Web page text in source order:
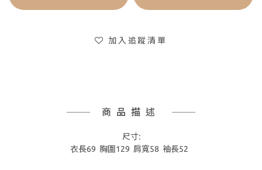
加入追蹤清單
商品描述
尺寸:
衣長69 胸圍129 肩寬58 袖長52